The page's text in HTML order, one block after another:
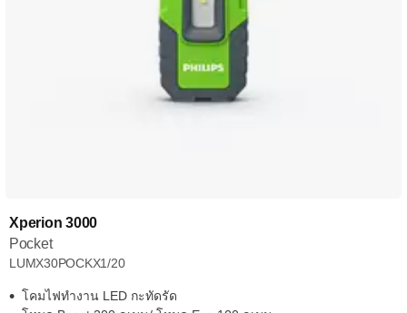
Xperion 3000
Pocket
LUMX30POCKX1/20
โคมไฟทำงาน LED กะทัดรัด